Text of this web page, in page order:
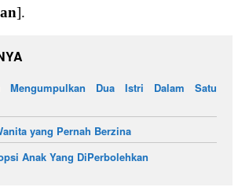
].
Mengumpulkan Dua Istri Dalam Satu
yang Pernah Berzina
Anak Yang DiPerbolehkan